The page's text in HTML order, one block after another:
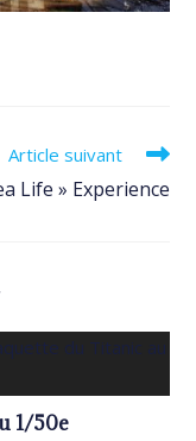
Article suivant
Life » Experience
1/50e